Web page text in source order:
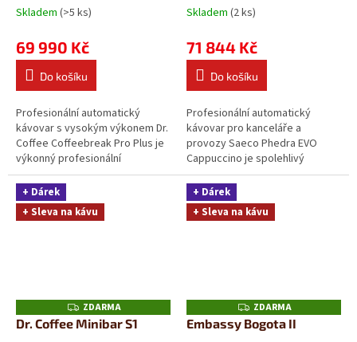
Skladem (>5 ks)
69 990 Kč
Do košíku
Profesionální automatický
kávovar s vysokým výkonem Dr.
Coffee Coffeebreak Pro Plus je
výkonný profesionální
automatický kávovar určený pro
náročné...
Skladem (2 ks)
71 844 Kč
Do košíku
Profesionální automatický
kávovar pro kanceláře a
provozy Saeco Phedra EVO
Cappuccino je spolehlivý
automatický kávovar navržený
pro každodenní intenzivní...
+ Dárek
+ Sleva na kávu
Z
D
A
ZDARMA
Dr. Coffee Minibar S1
+ Dárek
+ Sleva na kávu
Z
D
A
ZDARMA
Embassy Bogota II